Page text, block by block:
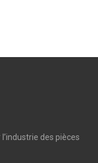
des pièces